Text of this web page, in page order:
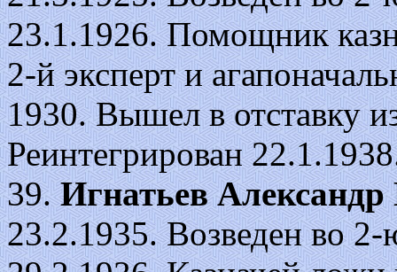
23.1.1926. Помощник
2-й эксперт и
1930. Вышел в отставку
Реинтегрирован
39.Игнатьев
23.2.1935. Возведен во